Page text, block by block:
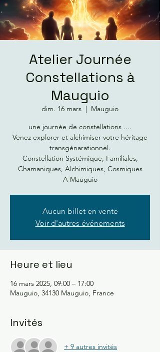
Atelier Journée
Constellations à
Mauguio
dim. 16 mars
  |
Mauguio
une journée de constellations ....
Venez explorer et alchimiser votre héritage
transgénarationnel.
Constellation Systémique, Familiales,
Chamaniques, Alchimiques, Cosmiques
A Mauguio
Aucun billet en vente
Voir d'autres événements
Heure et lieu
16 mars 2025, 09:00 – 17:00
Mauguio, 34130 Mauguio, France
Invités
+ 9 autres invités